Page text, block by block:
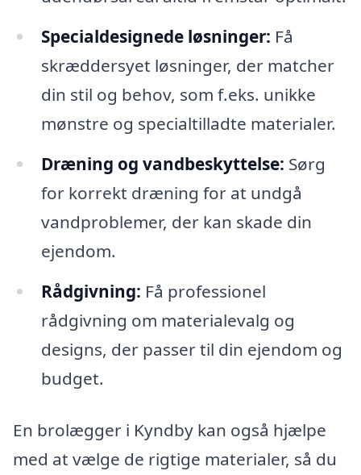
Specialdesignede løsninger: Få
skræddersyet løsninger, der matcher
din stil og behov, som f.eks. unikke
mønstre og specialtilladte materialer.
Dræning og vandbeskyttelse: Sørg
for korrekt dræning for at undgå
vandproblemer, der kan skade din
ejendom.
Rådgivning: Få professionel
rådgivning om materialevalg og
designs, der passer til din ejendom og
budget.
En brolægger i Kyndby kan også hjælpe
med at vælge de rigtige materialer, så du